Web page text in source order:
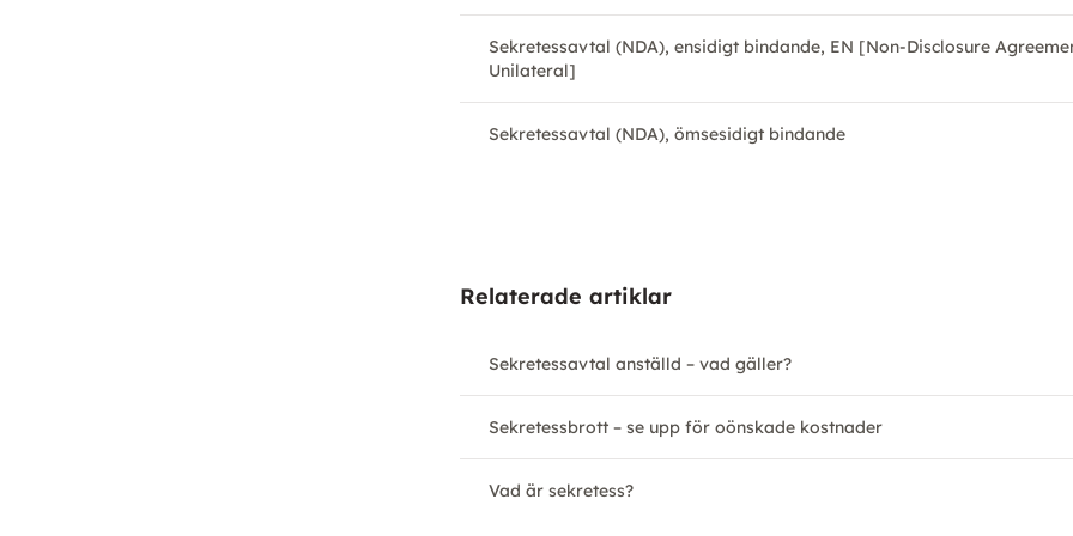
Sekretessavtal (NDA), ensidigt bindande, EN [Non-Disclosure
Unilateral]
Sekretessavtal (NDA), ömsesidigt bindande
Relaterade artiklar
Sekretessavtal anställd – vad gäller?
Sekretessbrott – se upp för oönskade kostnader
Vad är sekretess?